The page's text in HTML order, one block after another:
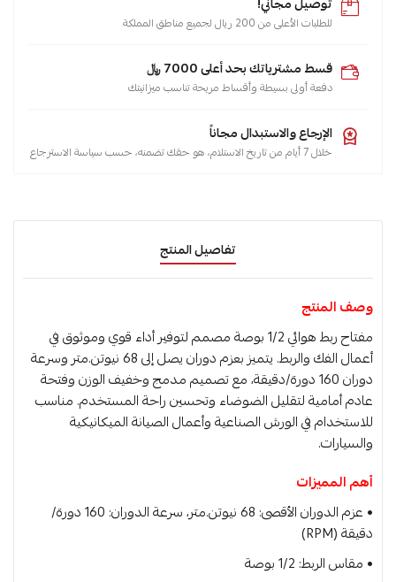
للطلبات الأعلى من 200 ريال لجميع مناطق المملكة
قسط مشترياتك بحد أعلى 7000 ﷼
دفعة أولى بسيطة وأقساط مريحة تناسب ميزانيتك
الإرجاع والاستبدال مجاناً
خلال 7 أيام من تاريخ الاستلام، هو حقك تضمنه، حسب سياسة الاسترجاع
تفاصيل المنتج
وصف المنتج
مفتاح ربط هوائي 1/2 بوصة مصمم لتوفير أداء قوي وموثوق في
أعمال الفك والربط. يتميز بعزم دوران يصل إلى 68 نيوتن.متر وسرعة
دوران 160 دورة/دقيقة، مع تصميم مدمج وخفيف الوزن وفتحة
عادم أمامية لتقليل الضوضاء وتحسين راحة المستخدم. مناسب
للاستخدام في الورش الصناعية وأعمال الصيانة الميكانيكية
والسيارات.
أهم المميزات
• عزم الدوران الأقصى: 68 نيوتن.متر، سرعة الدوران: 160 دورة/
دقيقة (RPM)
• مقاس الربط: 1/2 بوصة